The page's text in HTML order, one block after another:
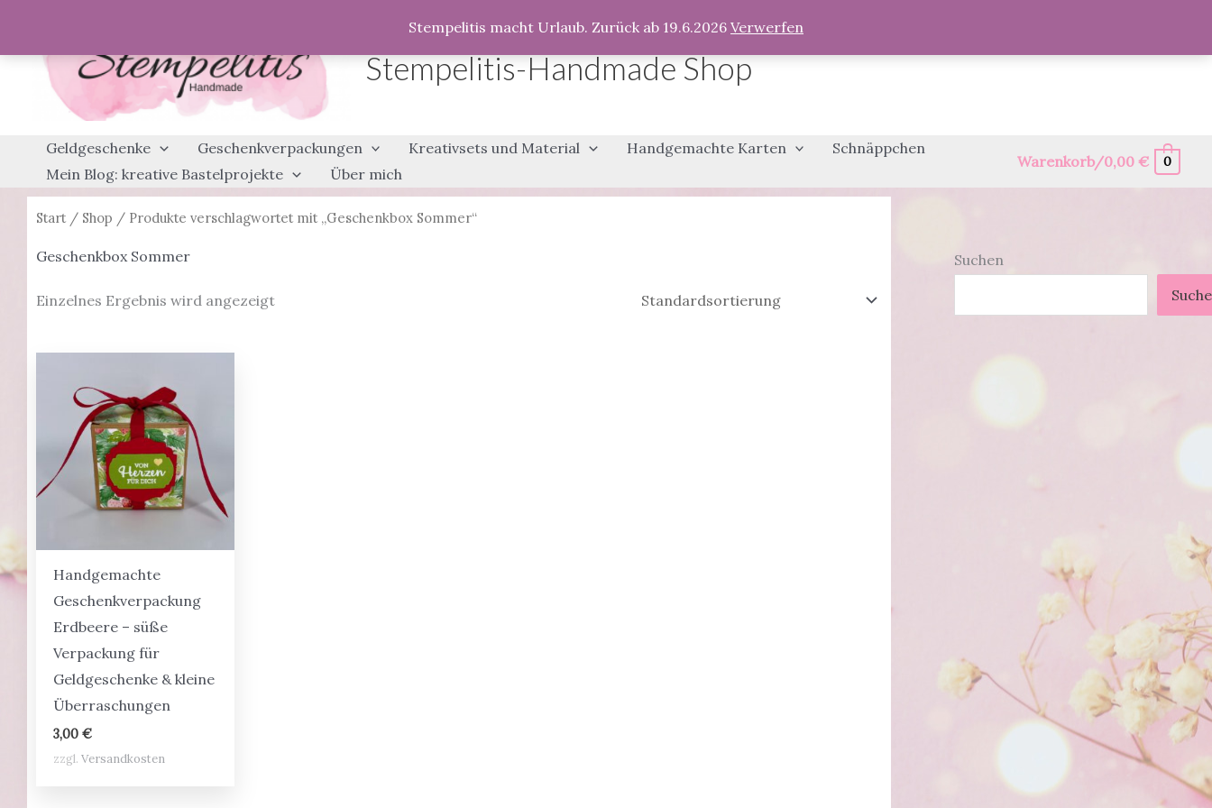
Stempelitis macht Urlaub. Zurück ab 19.6.2026 Verwerfen
springen
Stempelitis-Handmade Shop
Geldgeschenke Geschenkverpackungen Kreativsets und Material Handgemachte Karten
Schnäppchen
Mein Blog: kreative Bastelprojekte
Über mich
Warenkorb/0,00€ 0
Start / Shop / Produkte verschlagwortet mit „Geschenkbox Sommer“
Geschenkbox Sommer
Einzelnes Ergebnis wird angezeigt
Handgemachte
Geschenkverpackung
Erdbeere – süße
Verpackung für
Geldgeschenke & kleine
Überraschungen
3,00€
zzgl.Versandkosten
Suchen